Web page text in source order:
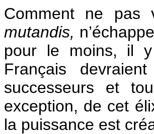
Comment ne pas
mutandis,
pour le moins, il
Français
successeurs et
exception, de cet
la puissance est